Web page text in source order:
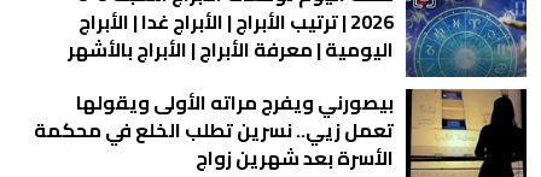
2026 | ترتيب الأبراج | الأبراج غدا | الأبراج
اليومية | معرفة الأبراج | الأبراج بالأشهر
بيصورني ويفرج مراته الأولى ويقولها
تعمل زيي.. نسرين تطلب الخلع في محكمة
الأسرة بعد شهرين زواج